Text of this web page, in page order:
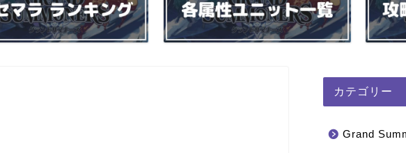
カテゴリー
Grand